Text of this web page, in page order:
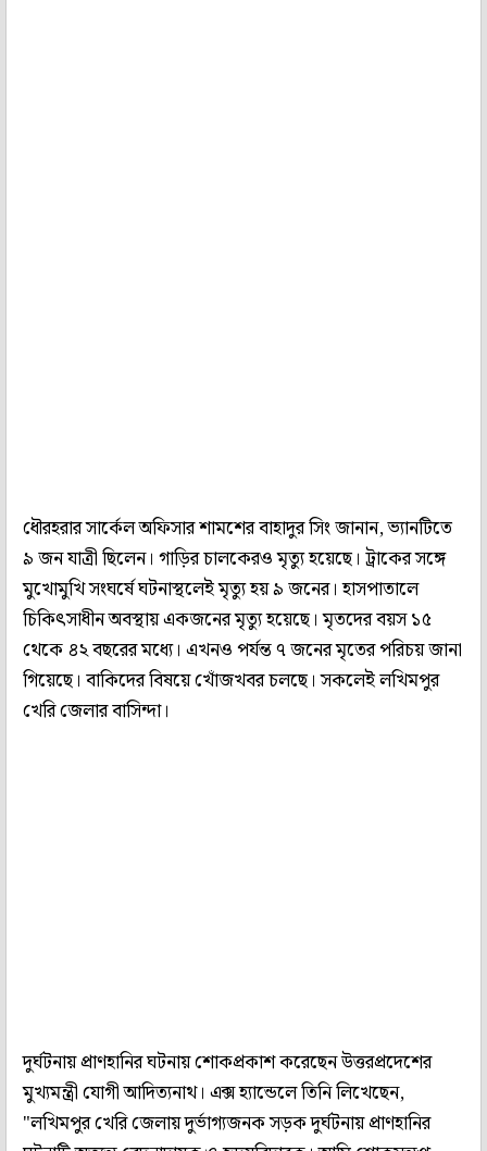
ধৌরহরার সার্কেল অফিসার শামশের বাহাদুর সিং জানান, ভ্যানটিতে
৯ জন যাত্রী ছিলেন। গাড়ির চালকেরও মৃত্যু হয়েছে। ট্রাকের সঙ্গে
মুখোমুখি সংঘর্ষে ঘটনাস্থলেই মৃত্যু হয় ৯ জনের। হাসপাতালে
চিকিৎসাধীন অবস্থায় একজনের মৃত্যু হয়েছে। মৃতদের বয়স ১৫
থেকে ৪২ বছরের মধ্যে। এখনও পর্যন্ত ৭ জনের মৃতের পরিচয় জানা
গিয়েছে। বাকিদের বিষয়ে খোঁজখবর চলছে। সকলেই লখিমপুর
খেরি জেলার বাসিন্দা।
দুর্ঘটনায় প্রাণহানির ঘটনায় শোকপ্রকাশ করেছেন উত্তরপ্রদেশের
মুখ্যমন্ত্রী যোগী আদিত্যনাথ। এক্স হ্যান্ডেলে তিনি লিখেছেন,
"লখিমপুর খেরি জেলায় দুর্ভাগ্যজনক সড়ক দুর্ঘটনায় প্রাণহানির